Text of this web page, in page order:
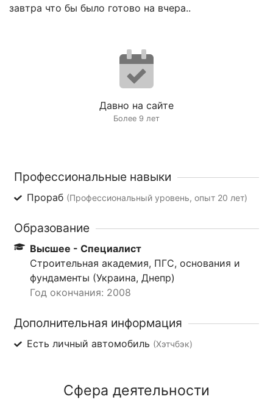
завтра что бы было готово на вчера..
Давно на сайте
Более 9 лет
Профессиональные навыки
Прораб (Профессиональный уровень, опыт 20 лет)
Образование
Высшее - Специалист
Строительная академия, ПГС, основания и
фундаменты (Украина, Днепр)
Год окончания: 2008
Дополнительная информация
Есть личный автомобиль (Хэтчбэк)
Сфера деятельности